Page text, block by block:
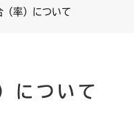
法人税
雇用・就労
市有財産
率）について
について